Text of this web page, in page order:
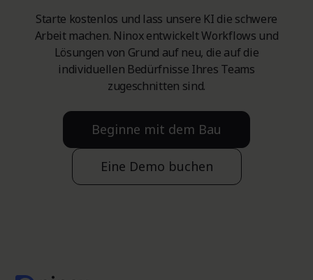
Starte kostenlos und lass unsere KI die schwere
Arbeit machen. Ninox entwickelt Workflows und
Lösungen von Grund auf neu, die auf die
individuellen Bedürfnisse Ihres Teams
zugeschnitten sind.
Beginne mit dem Bau
Eine Demo buchen